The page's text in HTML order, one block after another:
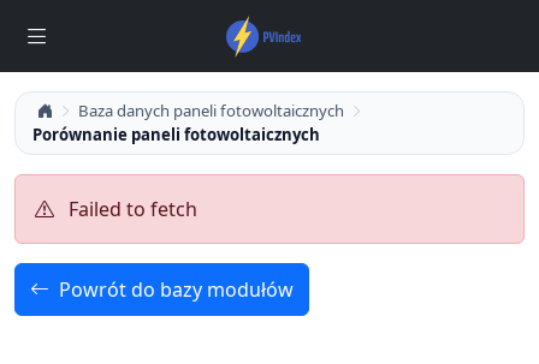
Baza danych paneli fotowoltaicznych
Porównanie paneli fotowoltaicznych
Failed to fetch
Powrót do bazy modułów